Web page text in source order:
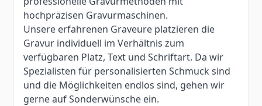
hochpräzisen Gravurmaschinen.
Unsere erfahrenen Graveure platzieren die
Gravur individuell im Verhältnis zum
verfügbaren Platz, Text und Schriftart. Da wir
Spezialisten für personalisierten Schmuck sind
und die Möglichkeiten endlos sind, gehen wir
gerne auf Sonderwünsche ein.